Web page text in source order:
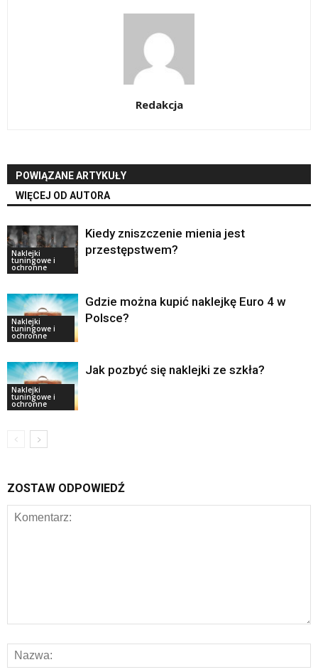
Redakcja
POWIĄZANE ARTYKUŁY
WIĘCEJ OD AUTORA
Naklejki
tuningowe i
ochronne
Kiedy zniszczenie mienia jest
przestępstwem?
Naklejki
tuningowe i
ochronne
Gdzie można kupić naklejkę Euro 4 w
Polsce?
Naklejki
tuningowe i
ochronne
Jak pozbyć się naklejki ze szkła?
ZOSTAW ODPOWIEDŹ